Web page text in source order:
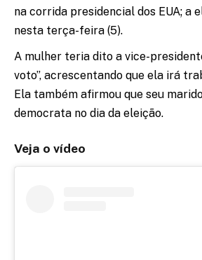
na corrida presidencial dos EUA; a
nesta terça-feira (5).
A mulher teria dito a vice-
voto”, acrescentando que ela irá
Ela também afirmou que seu
democrata no dia da eleição.
Veja o vídeo